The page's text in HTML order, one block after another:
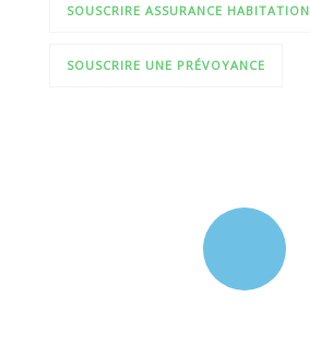
SOUSCRIRE ASSURANCE HABITATION
SOUSCRIRE UNE PRÉVOYANCE